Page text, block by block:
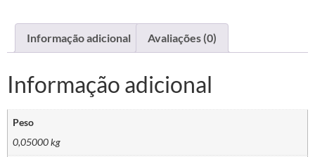
Informação adicional Avaliações (0)
Informação adicional
Peso
0,05000 kg